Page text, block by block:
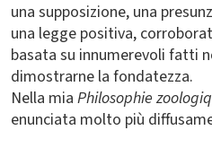
una supposizione, una
una legge positiva,
basata su innumerevoli fatti
dimostrarne la fondatezza.
Nella mia Philosophie
enunciata molto più